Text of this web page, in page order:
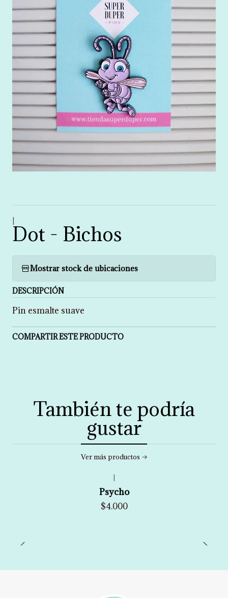
Dot - Bichos
Mostrar stock de ubicaciones
DESCRIPCIÓN
Pin esmalte suave
COMPARTIR ESTE PRODUCTO
También te podría
gustar
Ver más productos
Psycho
$4.000